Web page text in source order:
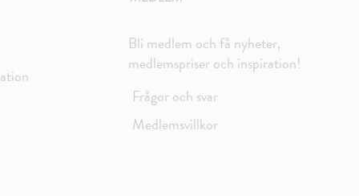
Bli medlem och få nyheter,
medlemspriser och inspiration!
Frågor och svar
Medlemsvillkor